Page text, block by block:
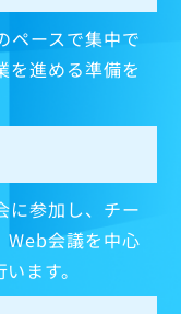
ペースで集中で
を進める準備を
に参加し、チー
Web会議を中心
ます。